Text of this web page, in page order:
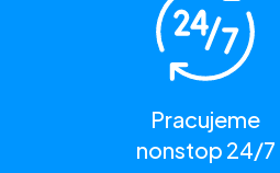
Pracujeme
nonstop 24/7